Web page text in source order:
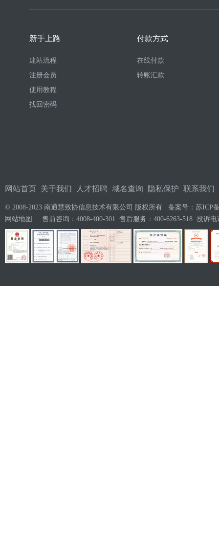
新手上路
建站流程
注册会员
使用教程
找回密码
付款方式
在线付款
转账汇款
网站首页 关于我们 人才招聘 域名查询 隐私保护 联系我们
© 2008-2023 南通慧致协信息技术有限公司 版权所有 备案号： 苏ICP
网站地图
售前咨询：4008-400-301 售后服务：400-6263-518 投诉